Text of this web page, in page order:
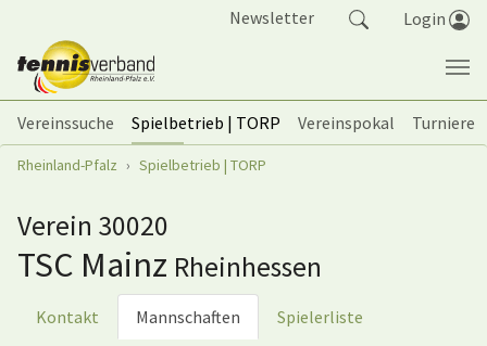
Newsletter Login
Vereinssuche Spielbetrieb | TORP Vereinspokal
Turniere
Sie sind hier:
Rheinland-Pfalz Spielbetrieb | TORP
Verein 30020
TSC Mainz Rheinhessen
Kontakt Mannschaften Spielerliste